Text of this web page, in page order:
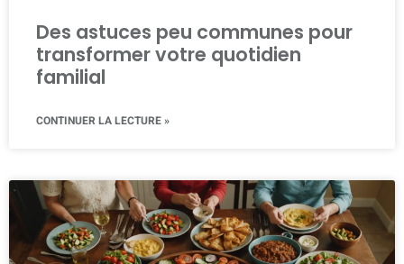
Des astuces peu communes pour
transformer votre quotidien
familial
CONTINUER LA LECTURE »